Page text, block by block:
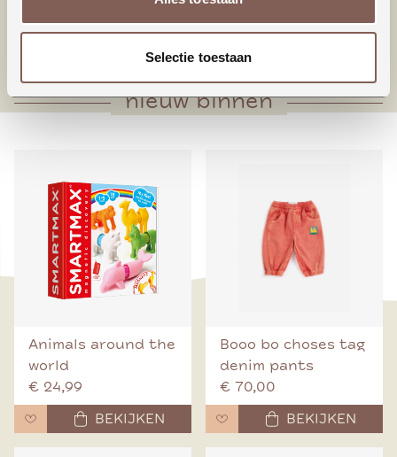
Selectie toestaan
* Houten knoop middenvoorsluiting
* Voorpand met plooien onderaan
nieuw binnen
Animals around the
world
€ 24,99
BEKIJKEN
Booo bo choses tag
denim pants
€ 70,00
BEKIJKEN